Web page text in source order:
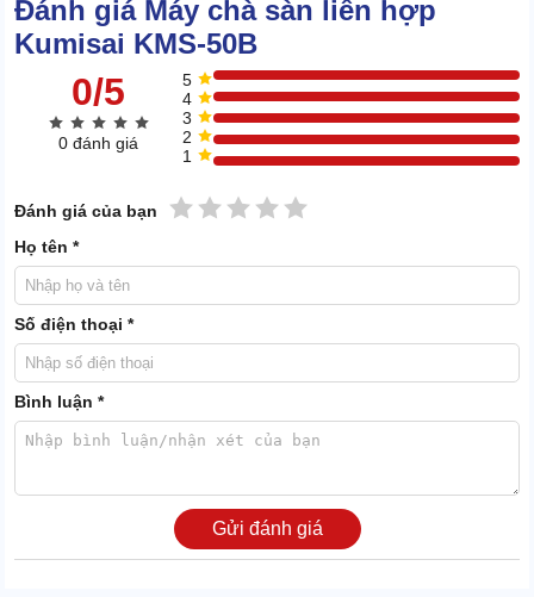
2. Khám phá 3 lợi ích khi sử dụng máy chà liên
hợp Kumisai KMS-50B
Đánh giá Máy chà sàn liên hợp
Kumisai KMS-50B
0/5
0 đánh giá
5
4
3
2
1
Đánh giá của bạn 5 sao
4 sao
3 sao
2 sao
1 sao
Họ tên *
Số điện thoại *
Bình luận *
Gửi đánh giá